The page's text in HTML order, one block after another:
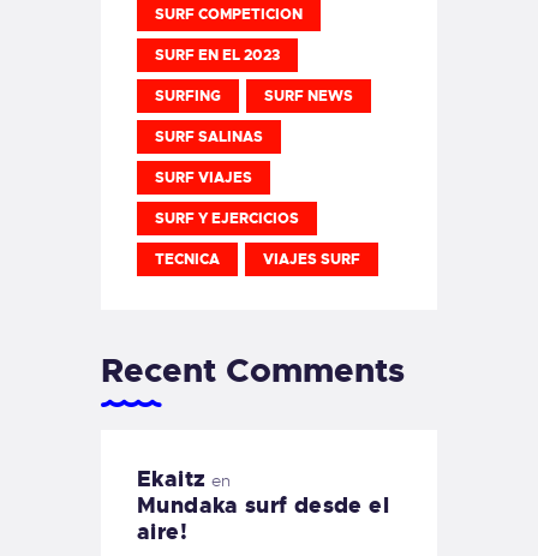
SURF COMPETICION
SURF EN EL 2023
SURFING SURF NEWS
SURF SALINAS
SURF VIAJES
SURF Y EJERCICIOS
TECNICA VIAJES SURF
Recent Comments
Ekaitz en
Mundaka surf desde el
aire!